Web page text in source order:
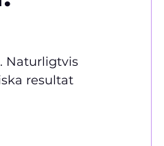
Naturligtvis
resultat